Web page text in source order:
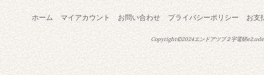
ホーム マイアカウント お問い合わせ プライバシーポリシー お支
Copyright©2024エンドアツプ２宇電研